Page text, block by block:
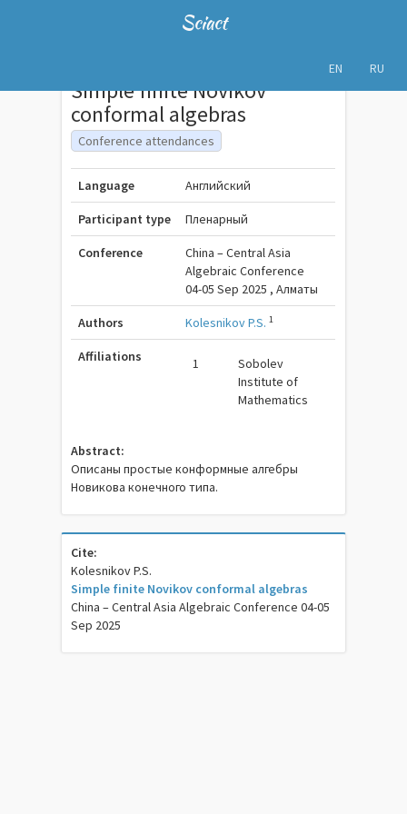
Sciact
EN RU
Simple finite Novikov
conformal algebras
Conference attendances
Language Английский
Participant type Пленарный
Conference
China – Central Asia
Algebraic Conference
04-05 Sep 2025 , Алматы
Authors Kolesnikov P.S. 1
Affiliations 1
Sobolev
Institute of
Mathematics
Abstract:
Описаны простые конформные алгебры
Новикова конечного типа.
Cite:
Kolesnikov P.S.
Simple finite Novikov conformal algebras
China – Central Asia Algebraic Conference 04-05
Sep 2025